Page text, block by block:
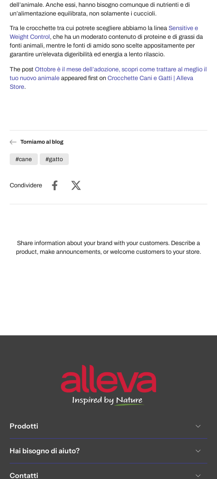
dell’animale. Anche essi, hanno bisogno comunque di nutrienti e di
un’alimentazione equilibrata, non solamente i cuccioli.
Tra le crocchette tra cui potrete scegliere abbiamo la linea Sensitive e
Weight Control , che ha un moderato contenuto di proteine e di grassi da
fonti animali, mentre le fonti di amido sono scelte appositamente per
garantire un’elevata digeribilità ed energia a lento rilascio.
The post Ottobre è il mese dell’adozione, scopri come trattare al meglio il
tuo nuovo animale appeared first on Crocchette Cani e Gatti | Alleva
Store.
Torniamo al blog
#cane #gatto
Condividere
Share information about your brand with your customers. Describe a
product, make announcements, or welcome customers to your store.
Prodotti
Hai bisogno di aiuto?
Contatti